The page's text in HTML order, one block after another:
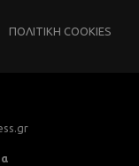
ΠΟΛΙΤΙΚΗ COOKIES